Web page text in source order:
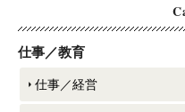
仕事／教育
仕事／経営